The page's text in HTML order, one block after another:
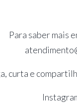
Para saber mais
curta e